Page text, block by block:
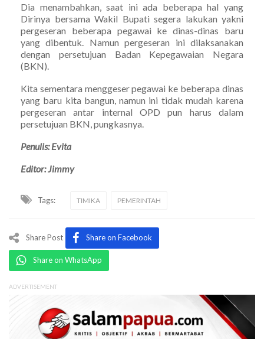
Dia menambahkan, saat ini ada beberapa hal yang
Dirinya bersama Wakil Bupati segera lakukan yakni
pergeseran beberapa pegawai ke dinas-dinas baru
yang dibentuk. Namun pergeseran ini dilaksanakan
dengan persetujuan Badan Kepegawaian Negara
(BKN).
Kita sementara menggeser pegawai ke beberapa dinas
yang baru kita bangun, namun ini tidak mudah karena
pergeseran antar internal OPD pun harus dalam
persetujuan BKN, pungkasnya.
Penulis: Evita
Editor: Jimmy
Tags: TIMIKA PEMERINTAH
Share Post Share on Facebook
Share on WhatsApp
ADVERTISEMENT